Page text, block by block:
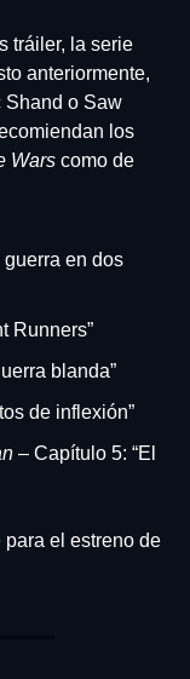
tráiler, la serie
anteriormente,
o Saw
los
Wars
guerra en dos
Runners”
blanda”
de inflexión”
– Capítulo 5: “El